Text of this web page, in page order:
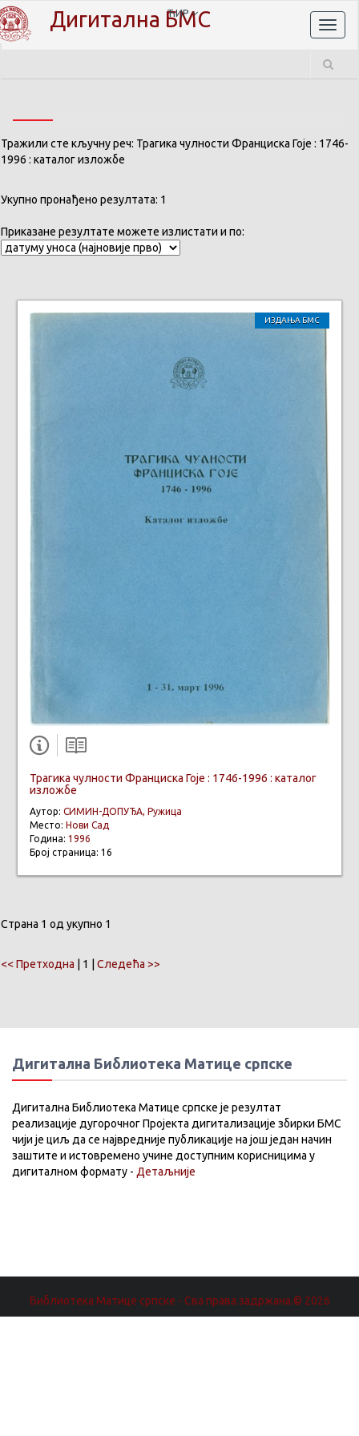
Дигитална БМС
ЋИР
Тражили сте кључну реч: Трагика чулности Франциска Гоје : 1746-
1996 : каталог изложбе
Укупно пронађено резултата: 1
Приказане резултате можете излистати и по:
ИЗДАЊА БМС
Трагика чулности Франциска Гоје : 1746-1996 : каталог
изложбе
Аутор: СИМИН-ДОПУЂА, Ружица
Место: Нови Сад
Година: 1996
Број страница: 16
Страна 1 од укупно 1
<< Претходна | 1 | Следећа >>
Дигитална Библиотека Матице српске
Дигитална Библиотека Матице српске је резултат
реализације дугорочног Пројекта дигитализације збирки БМС
чији је циљ да се највредније публикације на још један начин
заштите и истовремено учине доступним корисницима у
дигиталном формату - Детаљније
Библиотека Матице српске - Сва права задржана.© 2026